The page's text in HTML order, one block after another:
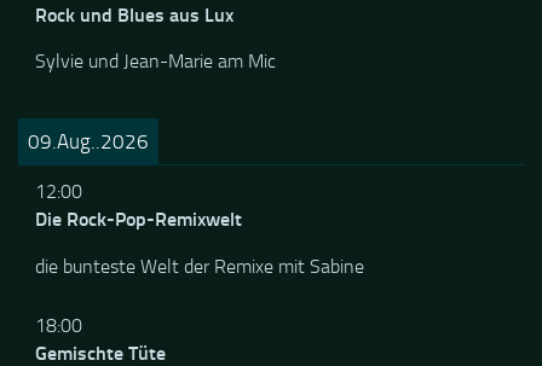
Rock und Blues aus Lux
Sylvie und Jean-Marie am Mic
09.Aug..2026
12:00
Die Rock-Pop-Remixwelt
die bunteste Welt der Remixe mit Sabine
18:00
Gemischte Tüte